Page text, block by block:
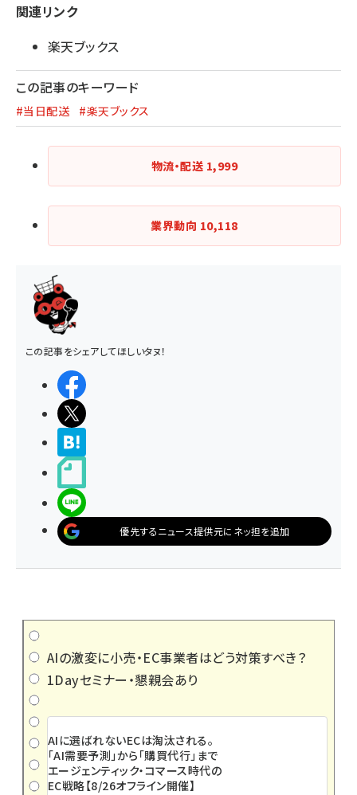
関連リンク
楽天ブックス
この記事のキーワード
#当日配送 #楽天ブックス
物流・配送 1,999
業界動向 10,118
この記事をシェアしてほしいタヌ！
優先するニュース提供元にネッ担を追加
AIの激変に小売・EC事業者はどう対策すべき？
1Dayセミナー・懇親会あり
AIに選ばれないECは淘汰される。
「AI需要予測」から「購買代行」まで
エージェンティック・コマース時代の
EC戦略【8/26オフライン開催】